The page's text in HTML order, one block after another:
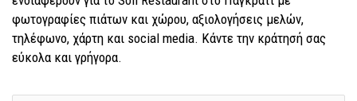
φωτογραφίες πιάτων και χώρου, αξιολογήσεις μελών,
τηλέφωνο, χάρτη και social media. Κάντε την κράτησή σας
εύκολα και γρήγορα.